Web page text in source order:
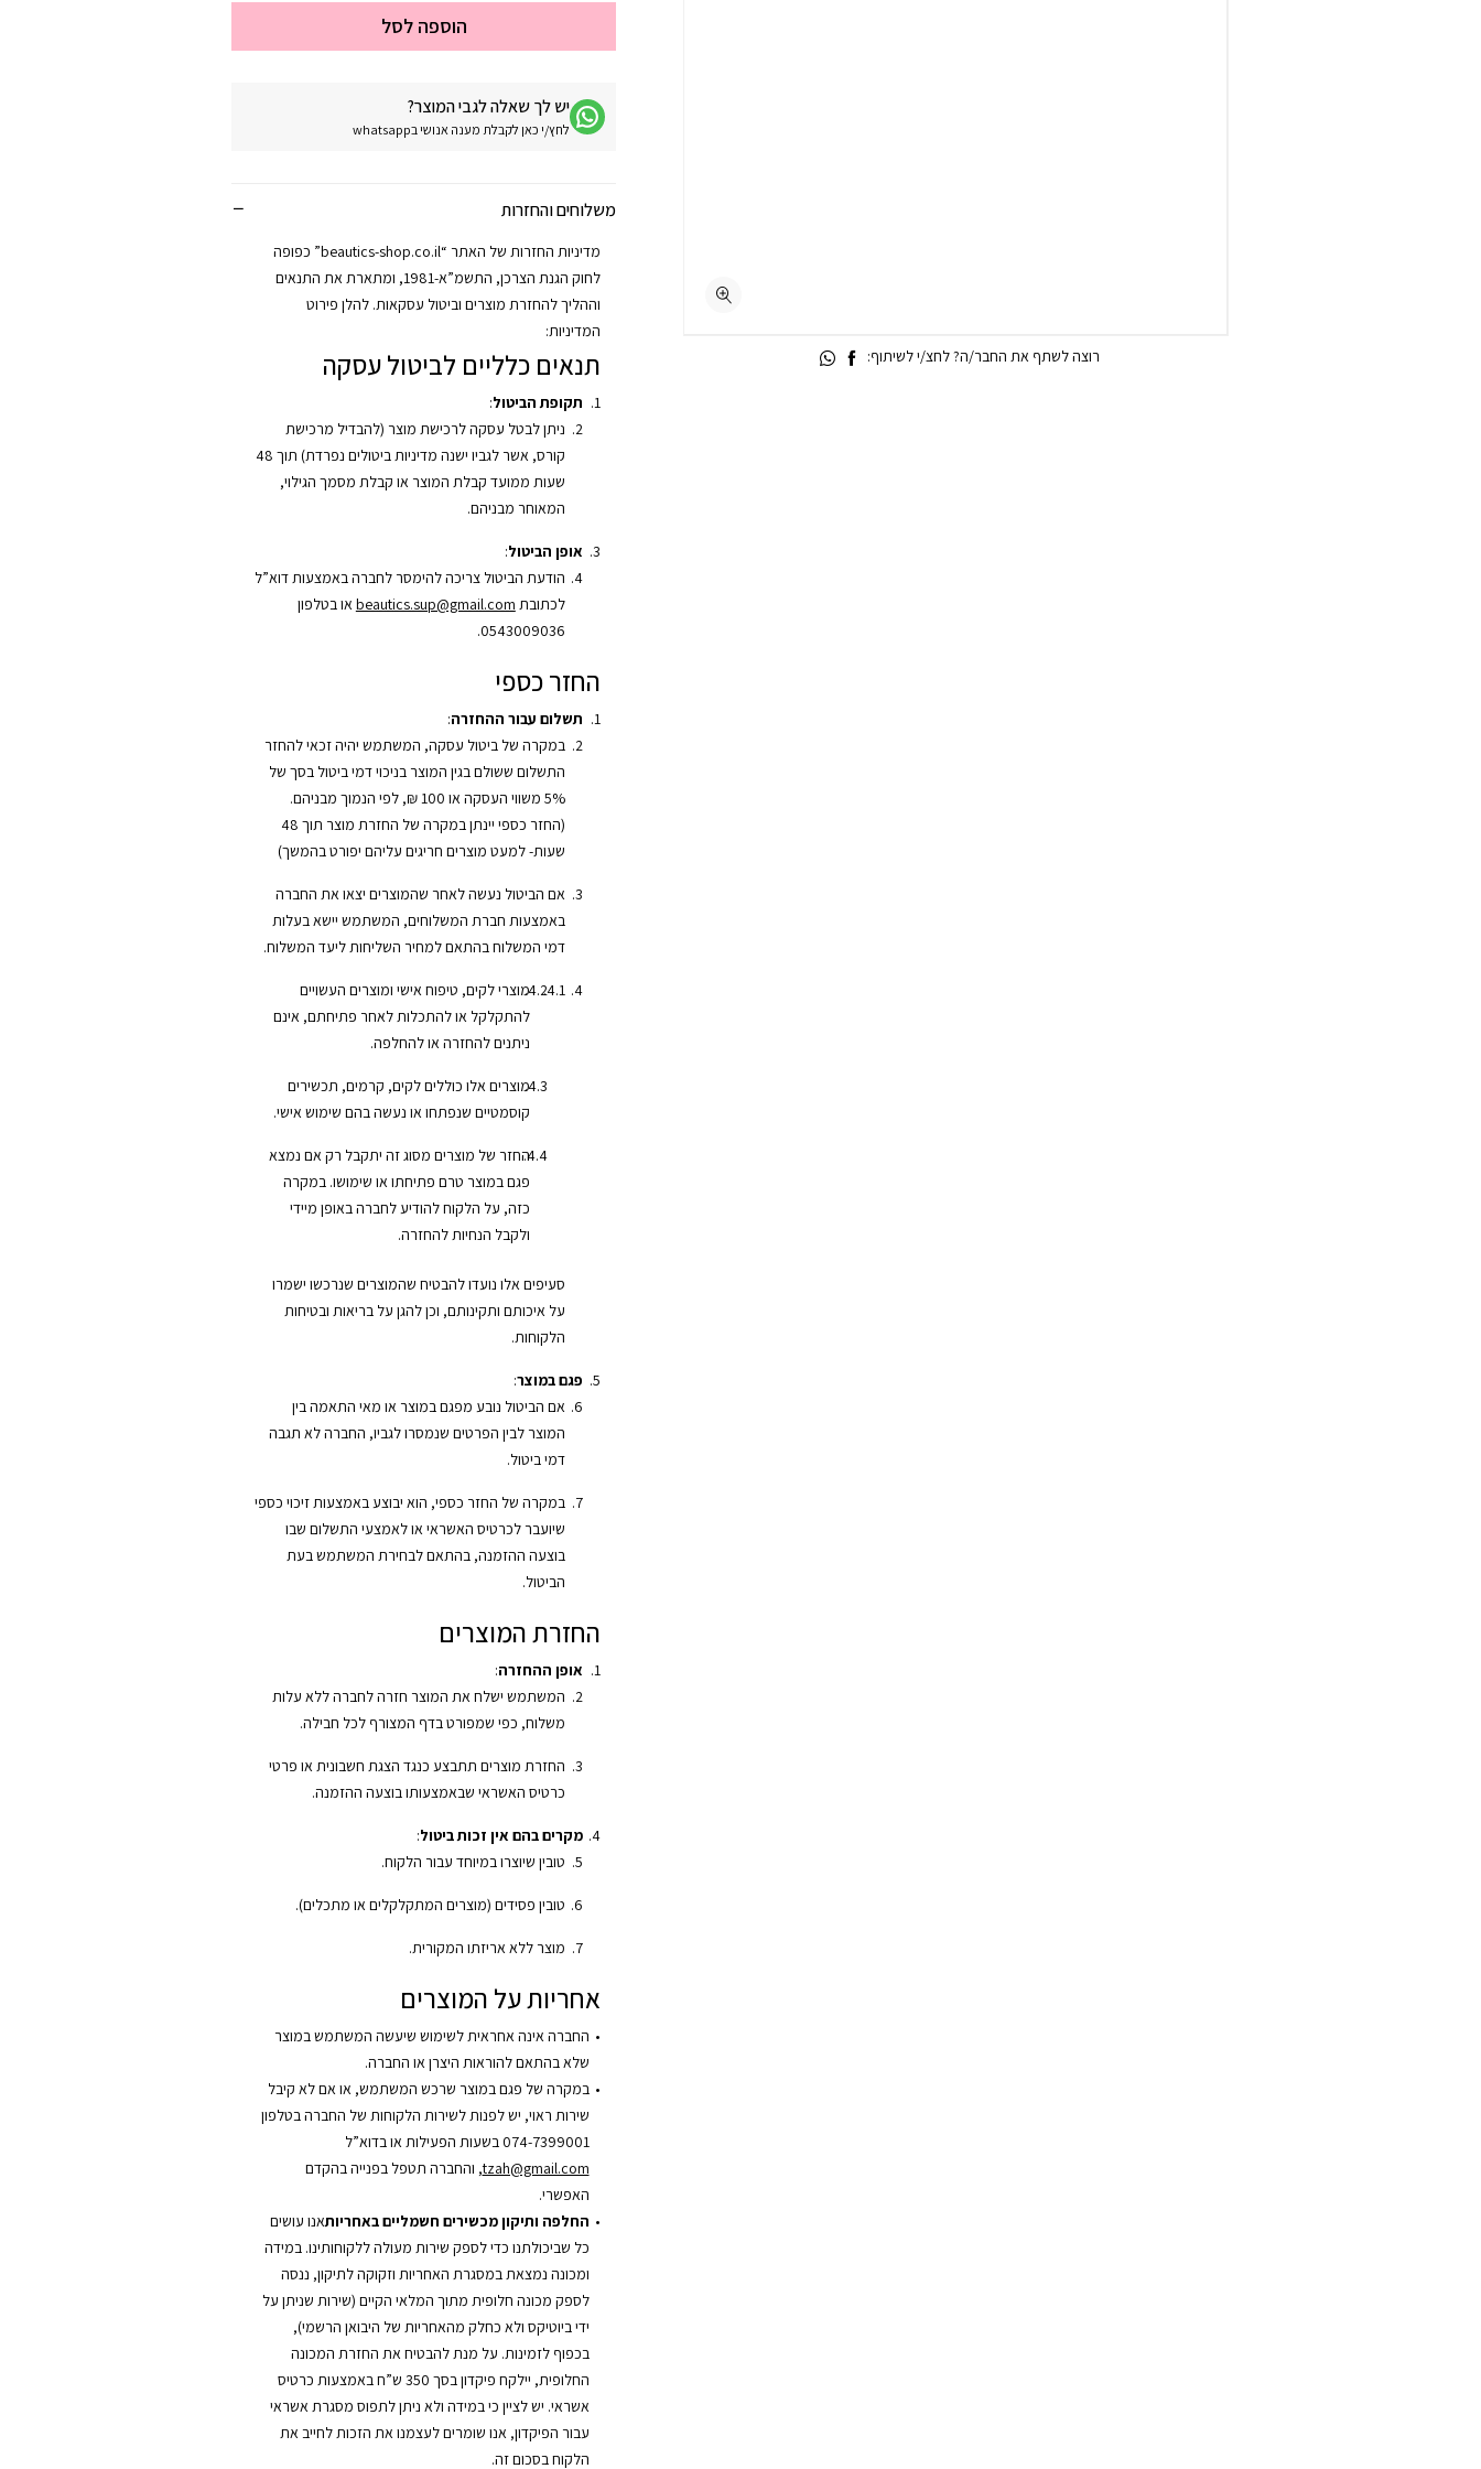
הוספה לסל
יש לך שאלה לגבי המוצר?
לחץ/י כאן לקבלת מענה אנושי בwhatsapp
משלוחים והחזרות
מדיניות החזרות של האתר “beautics-shop.co.il” כפופה
לחוק הגנת הצרכן, התשמ”א-1981, ומתארת את התנאים
וההליך להחזרת מוצרים וביטול עסקאות. להלן פירוט
המדיניות:
תנאים כלליים לביטול עסקה
תקופת הביטול:
ניתן לבטל עסקה לרכישת מוצר (להבדיל מרכישת
קורס, אשר לגביו ישנה מדיניות ביטולים נפרדת) תוך 48
שעות ממועד קבלת המוצר או קבלת מסמך הגילוי,
המאוחר מבניהם.
אופן הביטול:
הודעת הביטול צריכה להימסר לחברה באמצעות דוא”ל
לכתובת beautics.sup@gmail.com או בטלפון
0543009036.
החזר כספי
תשלום עבור ההחזרה:
במקרה של ביטול עסקה, המשתמש יהיה זכאי להחזר
התשלום ששולם בגין המוצר בניכוי דמי ביטול בסך של
5% משווי העסקה או 100 ₪, לפי הנמוך מבניהם.
(החזר כספי יינתן במקרה של החזרת מוצר תוך 48
שעות- למעט מוצרים חריגים עליהם יפורט בהמשך)
אם הביטול נעשה לאחר שהמוצרים יצאו את החברה
באמצעות חברת המשלוחים, המשתמש יישא בעלות
דמי המשלוח בהתאם למחיר השליחות ליעד המשלוח.
מוצרי לקים, טיפוח אישי ומוצרים העשויים
להתקלקל או להתכלות לאחר פתיחתם, אינם
ניתנים להחזרה או להחלפה.
מוצרים אלו כוללים לקים, קרמים, תכשירים
קוסמטיים שנפתחו או נעשה בהם שימוש אישי.
החזר של מוצרים מסוג זה יתקבל רק אם נמצא
פגם במוצר טרם פתיחתו או שימושו. במקרה
כזה, על הלקוח להודיע לחברה באופן מיידי
ולקבל הנחיות להחזרה.
סעיפים אלו נועדו להבטיח שהמוצרים שנרכשו ישמרו
על איכותם ותקינותם, וכן להגן על בריאות ובטיחות
הלקוחות.
פגם במוצר:
אם הביטול נובע מפגם במוצר או מאי התאמה בין
המוצר לבין הפרטים שנמסרו לגביו, החברה לא תגבה
דמי ביטול.
במקרה של החזר כספי, הוא יבוצע באמצעות זיכוי כספי
שיועבר לכרטיס האשראי או לאמצעי התשלום שבו
בוצעה ההזמנה, בהתאם לבחירת המשתמש בעת
הביטול.
החזרת המוצרים
אופן ההחזרה:
המשתמש ישלח את המוצר חזרה לחברה ללא עלות
משלוח, כפי שמפורט בדף המצורף לכל חבילה.
החזרת מוצרים תתבצע כנגד הצגת חשבונית או פרטי
כרטיס האשראי שבאמצעותו בוצעה ההזמנה.
מקרים בהם אין זכות ביטול:
טובין שיוצרו במיוחד עבור הלקוח.
טובין פסידים (מוצרים המתקלקלים או מתכלים).
מוצר ללא אריזתו המקורית.
אחריות על המוצרים
החברה אינה אחראית לשימוש שיעשה המשתמש במוצר
שלא בהתאם להוראות היצרן או החברה.
במקרה של פגם במוצר שרכש המשתמש, או אם לא קיבל
שירות ראוי, יש לפנות לשירות הלקוחות של החברה בטלפון
074-7399001 בשעות הפעילות או בדוא”ל
tzah@gmail.com, והחברה תטפל בפנייה בהקדם
האפשרי.
החלפה ותיקון מכשירים חשמליים באחריותאנו עושים
כל שביכולתנו כדי לספק שירות מעולה ללקוחותינו. במידה
ומכונה נמצאת במסגרת האחריות וזקוקה לתיקון, ננסה
לספק מכונה חלופית מתוך המלאי הקיים (שירות שניתן על
ידי ביוטיקס ולא כחלק מהאחריות של היבואן הרשמי),
בכפוף לזמינות. על מנת להבטיח את החזרת המכונה
החלופית, יילקח פיקדון בסך 350 ש”ח באמצעות כרטיס
אשראי. יש לציין כי במידה ולא ניתן לתפוס מסגרת אשראי
עבור הפיקדון, אנו שומרים לעצמנו את הזכות לחייב את
הלקוח בסכום זה.
רוצה לשתף את החבר/ה? לחצ/י לשיתוף: